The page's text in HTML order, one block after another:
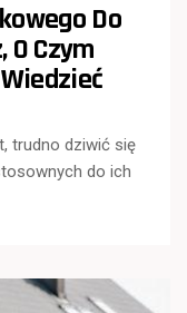
Do
O Czym
trudno dziwić się
do ich